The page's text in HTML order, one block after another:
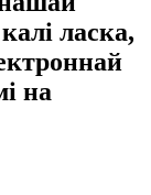
ласка,
на